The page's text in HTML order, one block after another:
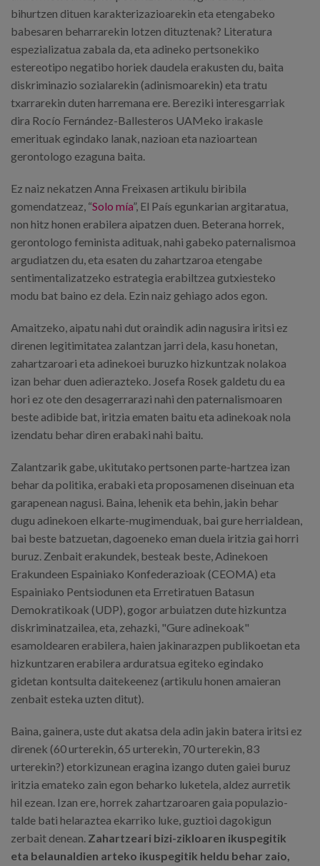
bihurtzen dituen karakterizazioarekin eta etengabeko
babesaren beharrarekin lotzen dituztenak? Literatura
espezializatua zabala da, eta adineko pertsonekiko
estereotipo negatibo horiek daudela erakusten du, baita
diskriminazio sozialarekin (adinismoarekin) eta tratu
txarrarekin duten harremana ere. Bereziki interesgarriak
dira Rocío Fernández-Ballesteros UAMeko irakasle
emerituak egindako lanak, nazioan eta nazioartean
gerontologo ezaguna baita.
Ez naiz nekatzen Anna Freixasen artikulu biribila
gomendatzeaz, “Solo mía”, El País egunkarian argitaratua,
non hitz honen erabilera aipatzen duen. Beterana horrek,
gerontologo feminista adituak, nahi gabeko paternalismoa
argudiatzen du, eta esaten du zahartzaroa etengabe
sentimentalizatzeko estrategia erabiltzea gutxiesteko
modu bat baino ez dela. Ezin naiz gehiago ados egon.
Amaitzeko, aipatu nahi dut oraindik adin nagusira iritsi ez
direnen legitimitatea zalantzan jarri dela, kasu honetan,
zahartzaroari eta adinekoei buruzko hizkuntzak nolakoa
izan behar duen adierazteko. Josefa Rosek galdetu du ea
hori ez ote den desagerrarazi nahi den paternalismoaren
beste adibide bat, iritzia ematen baitu eta adinekoak nola
izendatu behar diren erabaki nahi baitu.
Zalantzarik gabe, ukitutako pertsonen parte-hartzea izan
behar da politika, erabaki eta proposamenen diseinuan eta
garapenean nagusi. Baina, lehenik eta behin, jakin behar
dugu adinekoen elkarte-mugimenduak, bai gure herrialdean,
bai beste batzuetan, dagoeneko eman duela iritzia gai horri
buruz. Zenbait erakundek, besteak beste, Adinekoen
Erakundeen Espainiako Konfederazioak (CEOMA) eta
Espainiako Pentsiodunen eta Erretiratuen Batasun
Demokratikoak (UDP), gogor arbuiatzen dute hizkuntza
diskriminatzailea, eta, zehazki, "Gure adinekoak"
esamoldearen erabilera, haien jakinarazpen publikoetan eta
hizkuntzaren erabilera arduratsua egiteko egindako
gidetan kontsulta daitekeenez (artikulu honen amaieran
zenbait esteka uzten ditut).
Baina, gainera, uste dut akatsa dela adin jakin batera iritsi ez
direnek (60 urterekin, 65 urterekin, 70 urterekin, 83
urterekin?) etorkizunean eragina izango duten gaiei buruz
iritzia emateko zain egon beharko luketela, aldez aurretik
hil ezean. Izan ere, horrek zahartzaroaren gaia populazio-
talde bati helaraztea ekarriko luke, guztioi dagokigun
zerbait denean. Zahartzeari bizi-zikloaren ikuspegitik
eta belaunaldien arteko ikuspegitik heldu behar zaio,